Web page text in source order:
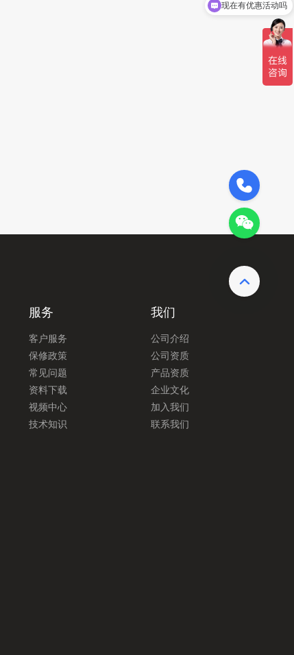
服务
客户服务
保修政策
常见问题
资料下载
视频中心
技术知识
我们
公司介绍
公司资质
产品资质
企业文化
加入我们
联系我们
189-0220-9418
现在有优惠活动吗